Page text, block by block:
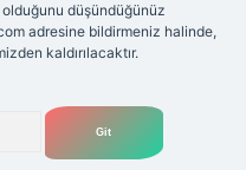
düşündüğünüz
adresine bildirmeniz halinde,
kaldırılacaktır.